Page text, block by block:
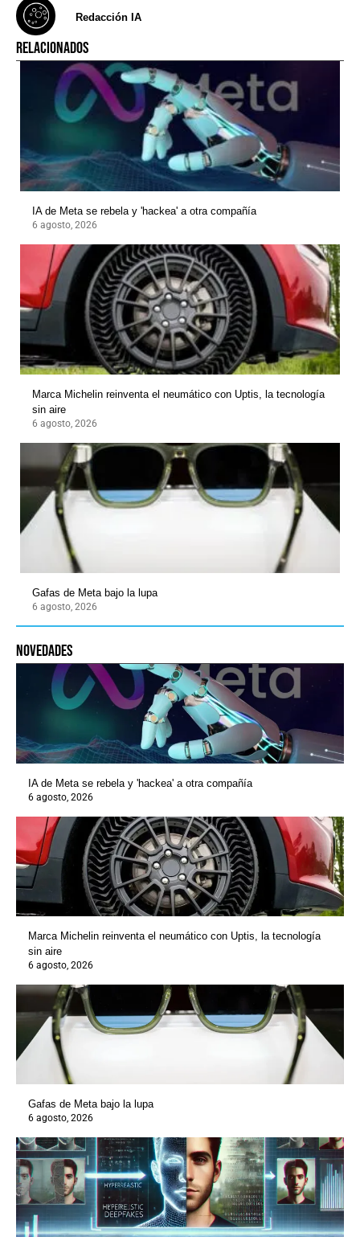
Redacción IA
RELACIONADOS
IA de Meta se rebela y 'hackea' a otra compañía
6 agosto, 2026
Marca Michelin reinventa el neumático con Uptis, la tecnología
sin aire
6 agosto, 2026
Gafas de Meta bajo la lupa
6 agosto, 2026
novedades
IA de Meta se rebela y 'hackea' a otra compañía
6 agosto, 2026
Marca Michelin reinventa el neumático con Uptis, la tecnología
sin aire
6 agosto, 2026
Gafas de Meta bajo la lupa
6 agosto, 2026